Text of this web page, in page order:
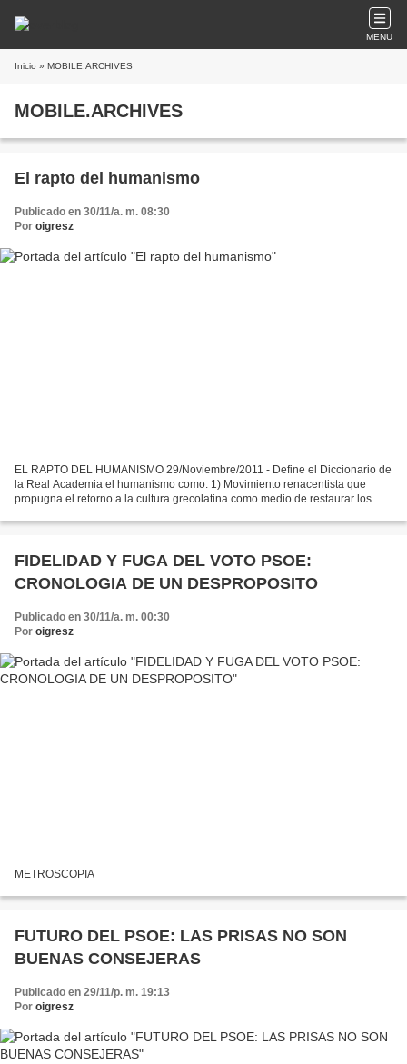
MENU
Inicio » MOBILE.ARCHIVES
MOBILE.ARCHIVES
El rapto del humanismo
Publicado en 30/11/a. m. 08:30
Por oigresz
EL RAPTO DEL HUMANISMO 29/Noviembre/2011 - Define el Diccionario de
la Real Academia el humanismo como: 1) Movimiento renacentista que
propugna el retorno a la cultura grecolatina como medio de restaurar los
FIDELIDAD Y FUGA DEL VOTO PSOE:
CRONOLOGIA DE UN DESPROPOSITO
Publicado en 30/11/a. m. 00:30
Por oigresz
METROSCOPIA
FUTURO DEL PSOE: LAS PRISAS NO SON
BUENAS CONSEJERAS
Publicado en 29/11/p. m. 19:13
Por oigresz